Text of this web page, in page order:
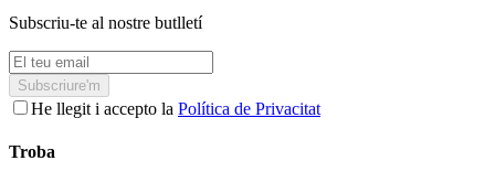
Subscriu-te al nostre butlletí
Subscriure'm
He llegit i accepto la Política de Privacitat
Troba